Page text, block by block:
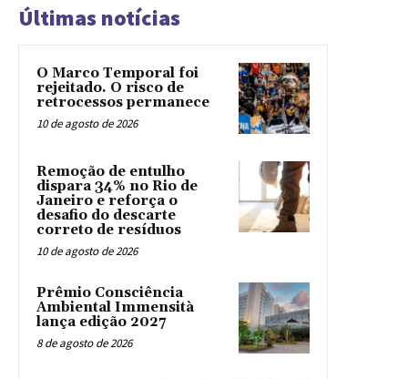
Últimas notícias
O Marco Temporal foi
rejeitado. O risco de
retrocessos permanece
10 de agosto de 2026
Remoção de entulho
dispara 34% no Rio de
Janeiro e reforça o
desafio do descarte
correto de resíduos
10 de agosto de 2026
Prêmio Consciência
Ambiental Immensità
lança edição 2027
8 de agosto de 2026